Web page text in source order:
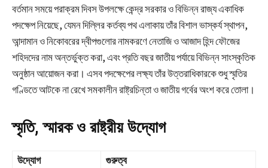
বর্তমান সময়ে পরাক্রম দিবস উপলক্ষে কেন্দ্র সরকার ও বিভিন্ন রাজ্য একাধিক
পদক্ষেপ নিয়েছে, যেমন দিল্লির কর্তব্য পথ এলাকায় তাঁর বিশাল ভাস্কর্য স্থাপন,
আন্দামান ও নিকোবরের দ্বীপগুলোর নামকরণে নেতাজি ও আজাদ হিন্দ ফৌজের
শহিদদের নাম অন্তর্ভুক্ত করা, এবং প্রতি বছর জাতীয় পর্যায়ে বিভিন্ন সাংস্কৃতিক
অনুষ্ঠান আয়োজন করা। এসব পদক্ষেপের লক্ষ্য তাঁর উত্তরাধিকারকে শুধু স্মৃতির
গণ্ডিতে আটকে না রেখে সমকালীন রাষ্ট্রচিন্তা ও জাতীয় গর্বের অংশ করে তোলা।
স্মৃতি, স্মারক ও রাষ্ট্রীয় উদ্যোগ
উদ্যোগ
গুরুত্ব